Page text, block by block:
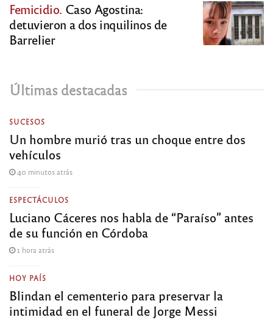
Femicidio. Caso Agostina:
detuvieron a dos inquilinos de
Barrelier
Últimas destacadas
SUCESOS
Un hombre murió tras un choque entre dos
vehículos
40 minutos atrás
ESPECTÁCULOS
Luciano Cáceres nos habla de “Paraíso” antes
de su función en Córdoba
1 hora atrás
HOY PAÍS
Blindan el cementerio para preservar la
intimidad en el funeral de Jorge Messi